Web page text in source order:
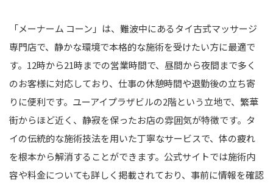
「メーナーム コーン」は、難波中にあるタイ古式マッサージ
専門店で、静かな環境で本格的な施術を受けたい方に最適で
す。12時から21時までの営業時間で、昼間から夜間まで多く
のお客様に対応しており、仕事の休憩時間や退勤後の立ち寄
りに便利です。ユーアイプラザビルの2階という立地で、繁華
街からほど近く、静寂を保ったお店の雰囲気が特徴です。タ
イの伝統的な施術技法を用いた丁寧なサービスで、体の疲れ
を根本から解消することができます。公式サイトでは施術内
容や料金についても詳しく掲載されており、事前に情報を確認